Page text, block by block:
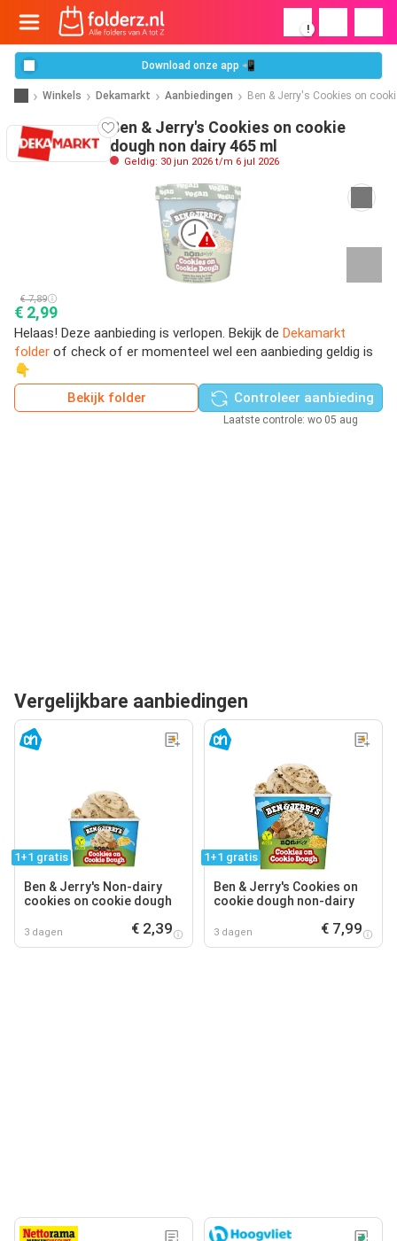
!
Download onze app 📲
Winkels Dekamarkt Aanbiedingen Ben & Jerry's Cookies on
Ben & Jerry's Cookies on cookie
dough non dairy 465 ml
Geldig: 30 jun 2026 t/m 6 jul 2026
€ 7,89
€ 2,99
Helaas! Deze aanbieding is verlopen. Bekijk de Dekamarkt
folder of check of er momenteel wel een aanbieding geldig is
👇
Bekijk folder
Controleer aanbieding
Laatste controle: wo 05 aug
Vergelijkbare aanbiedingen
1+1 gratis
Ben & Jerry's Non-dairy
cookies on cookie dough
3 dagen € 2,39
1+1 gratis
Ben & Jerry's Cookies on
cookie dough non-dairy
3 dagen € 7,99